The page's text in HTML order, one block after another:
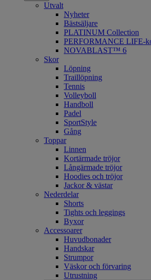
Utvalt
Nyheter
Bästsäljare
PLATINUM Collection
PERFORMANCE LIFE-
NOVABLAST™ 6
Skor
Löpning
Traillöpning
Tennis
Volleyboll
Handboll
Padel
SportStyle
Gång
Toppar
Linnen
Kortärmade tröjor
Långärmade tröjor
Hoodies och tröjor
Jackor & västar
Nederdelar
Shorts
Tights och leggings
Byxor
Accessoarer
Huvudbonader
Handskar
Strumpor
Väskor och förvaring
Utrustning